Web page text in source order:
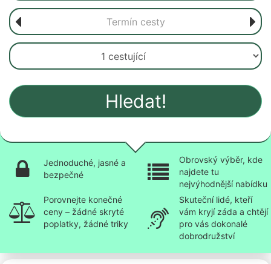
Hledat!
Jednoduché, jasné a
bezpečné
Obrovský výběr, kde
najdete tu
nejvýhodnější nabídku
Porovnejte konečné
ceny – žádné skryté
poplatky, žádné triky
Skuteční lidé, kteří
vám kryjí záda a chtějí
pro vás dokonalé
dobrodružství